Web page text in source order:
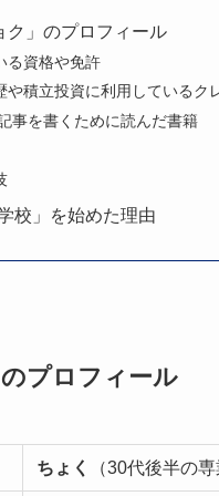
ク」のプロフィール
る資格や免許
や積立投資に利用しているク
事を書くために読んだ書籍
校」を始めた理由
プロフィール
ちょく （30代後半の